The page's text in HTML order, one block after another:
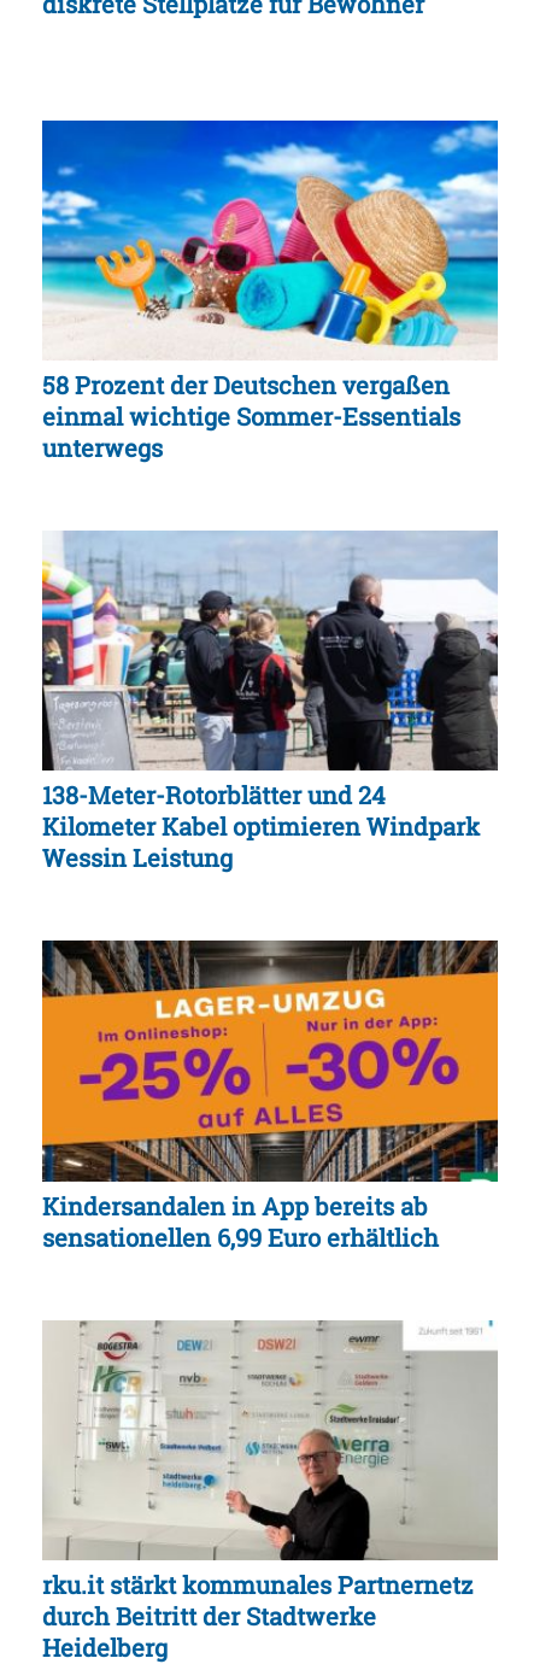
58 Prozent der Deutschen vergaßen
einmal wichtige Sommer-Essentials
unterwegs
138-Meter-Rotorblätter und 24
Kilometer Kabel optimieren Windpark
Wessin Leistung
Kindersandalen in App bereits ab
sensationellen 6,99 Euro erhältlich
rku.it stärkt kommunales Partnernetz
durch Beitritt der Stadtwerke
Heidelberg